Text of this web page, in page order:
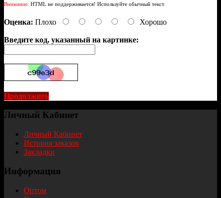
Внимание: HTML не поддерживается! Используйте обычный текст.
Оценка: Плохо Хорошо
Введите код, указанный на картинке:
Продолжить
Личный Кабинет
Личный Кабинет
История заказов
Закладки
Информация
Оптом